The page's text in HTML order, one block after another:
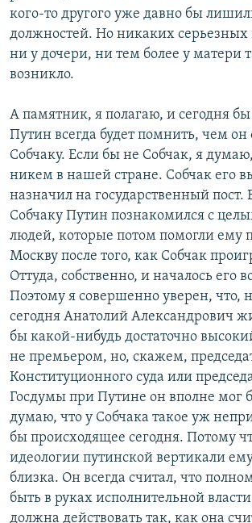
кого-то другого уже давно бы
должностей. Но никаких серьезных
ни у дочери, ни тем более у матери
возникло.
А памятник, я полагаю, и сегодня
Путин всегда будет помнить, чем он
Собчаку. Если бы не Собчак, я
никем в нашей стране. Собчак его
назначил на государственный пост.
Собчаку Путин познакомился с
людей, которые потом помогли ему
Москву после того, как Собчак
Оттуда, собственно, и началось его
Поэтому я совершенно уверен, что,
сегодня Анатолий Александрович
бы какой-нибудь достаточно
не премьером, но, скажем,
Конституционного суда или
Госдумы при Путине он вполне мог
думаю, что у Собчака такое уж
бы происходящее сегодня. Потому
идеологии путинской вертикали
близка. Он всегда считал, что
быть в руках исполнительной
должна действовать так, как она